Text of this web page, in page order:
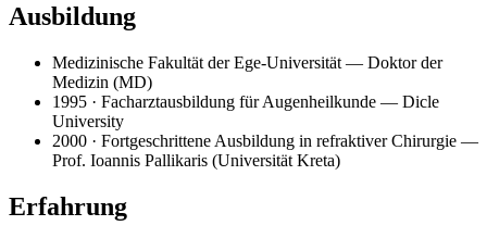
Ausbildung
Medizinische Fakultät der Ege-Universität — Doktor der
Medizin (MD)
1995 · Facharztausbildung für Augenheilkunde — Dicle
University
2000 · Fortgeschrittene Ausbildung in refraktiver Chirurgie —
Prof. Ioannis Pallikaris (Universität Kreta)
Erfahrung